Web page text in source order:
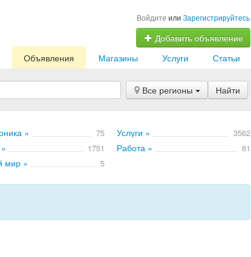
Войдите или Зарегистрируйтесь
Добавить объявление
Статьи
Услуги
Магазины
Объявления
Все регионы Найти
» 75 Услуги » 3562
1751 Работа » 61
мир » 5